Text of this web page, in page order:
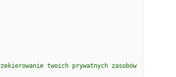
twoich prywatnych zasobów